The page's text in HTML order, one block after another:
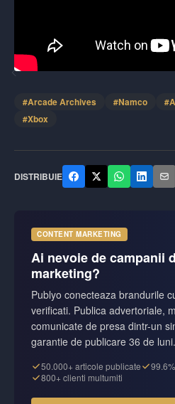
#Arcade Archives #Namco #
#Xbox
DISTRIBUIE
CONTENT MARKETING
Ai nevoie de campanii
marketing?
Publyo conecteaza brandurile
verificati. Publica advertoriale,
comunicate de presa dintr-un
garantie de publicare 36 de luni.
50.000+ articole publicate
800+ clienti multumiti